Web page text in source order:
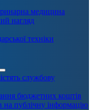
медицина
нагляд
техніки
службову
бюджетних коштів
на публічну інформацію